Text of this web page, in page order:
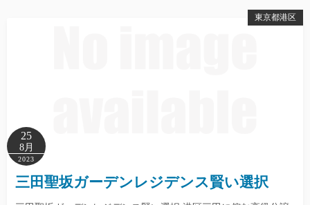
東京都港区
25
8月
2023
三田聖坂ガーデンレジデンス賢い選択